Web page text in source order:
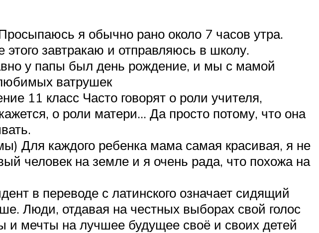
я обычно рано около 7 часов утра.
завтракаю и отправляюсь в школу.
у папы был день рождение, и мы с мамой
ватрушек
11 класс Часто говорят о роли учителя,
о роли матери… Да просто потому, что она
Для каждого ребенка мама самая красивая, я не
человек на земле и я очень рада, что похожа на
в переводе с латинского означает сидящий
Люди, отдавая на честных выборах свой голос
и мечты на лучшее будущее своё и своих детей